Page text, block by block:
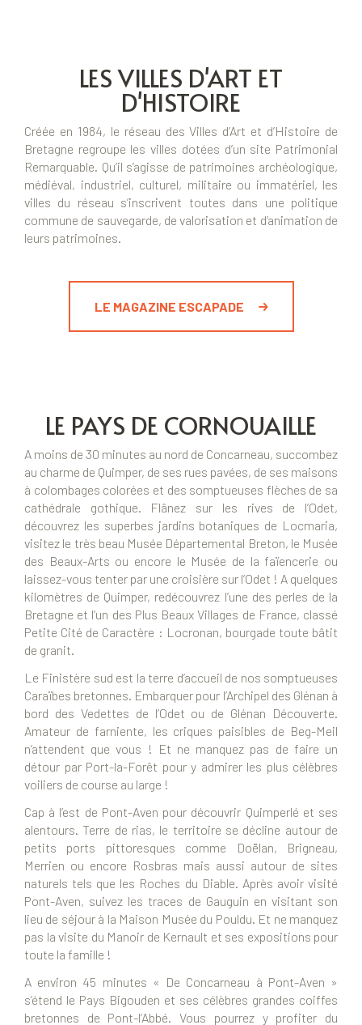
LES VILLES D'ART ET
D'HISTOIRE
Créée en 1984, le réseau des Villes d’Art et d’Histoire de
Bretagne regroupe les villes dotées d’un site Patrimonial
Remarquable. Qu’il s’agisse de patrimoines archéologique,
médiéval, industriel, culturel, militaire ou immatériel, les
villes du réseau s’inscrivent toutes dans une politique
commune de sauvegarde, de valorisation et d’animation de
leurs patrimoines.
LE MAGAZINE ESCAPADE
LE PAYS DE CORNOUAILLE
A moins de 30 minutes au nord de Concarneau, succombez
au charme de Quimper, de ses rues pavées, de ses maisons
à colombages colorées et des somptueuses flèches de sa
cathédrale gothique. Flânez sur les rives de l’Odet,
découvrez les superbes jardins botaniques de Locmaria,
visitez le très beau Musée Départemental Breton, le Musée
des Beaux-Arts ou encore le Musée de la faïencerie ou
laissez-vous tenter par une croisière sur l’Odet ! A quelques
kilomètres de Quimper, redécouvrez l’une des perles de la
Bretagne et l’un des Plus Beaux Villages de France, classé
Petite Cité de Caractère : Locronan, bourgade toute bâtit
de granit.
Le Finistère sud est la terre d’accueil de nos somptueuses
Caraïbes bretonnes. Embarquer pour l’Archipel des Glénan à
bord des Vedettes de l’Odet ou de Glénan Découverte.
Amateur de farniente, les criques paisibles de Beg-Meil
n’attendent que vous ! Et ne manquez pas de faire un
détour par Port-la-Forêt pour y admirer les plus célèbres
voiliers de course au large !
Cap à l’est de Pont-Aven pour découvrir Quimperlé et ses
alentours. Terre de rias, le territoire se décline autour de
petits ports pittoresques comme Doëlan, Brigneau,
Merrien ou encore Rosbras mais aussi autour de sites
naturels tels que les Roches du Diable. Après avoir visité
Pont-Aven, suivez les traces de Gauguin en visitant son
lieu de séjour à la Maison Musée du Pouldu. Et ne manquez
pas la visite du Manoir de Kernault et ses expositions pour
toute la famille !
A environ 45 minutes « De Concarneau à Pont-Aven »
s’étend le Pays Bigouden et ses célèbres grandes coiffes
bretonnes de Pont-l’Abbé. Vous pourrez y profiter du